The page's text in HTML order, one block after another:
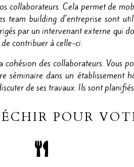
collaborateurs. Cela permet de
team building d'entreprise sont
par un intervenant externe qui
contribuer à celle-ci.
cohésion des collaborateurs. Vous
séminaire dans un établissement
de ses travaux. Ils sont
POUR